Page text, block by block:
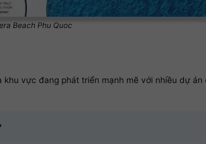
Beach Phu Quoc
vực đang phát triển mạnh mẽ với nhiều dự